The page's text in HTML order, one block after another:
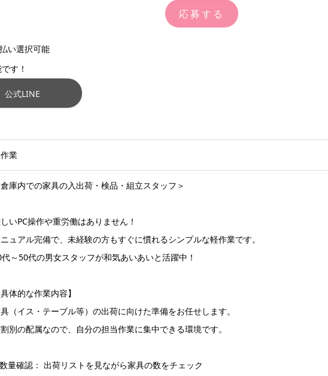
応募する
い選択可能
す！
公式LINE
業
倉庫内での家具の入出荷・検品・組立スタッフ＞
いPC操作や重労働はありません！
ュアル完備で、未経験の方もすぐに慣れるシンプルな軽作業です。
～50代の男女スタッフが和気あいあいと活躍中！
具体的な作業内容】
（イス・テーブル等）の出荷に向けた準備をお任せします。
別の配属なので、自分の担当作業に集中できる環境です。
量確認： 出荷リストを見ながら家具の数をチェック